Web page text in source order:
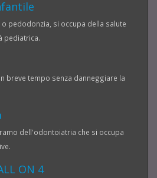
o pedodonzia, si occupa della salute
pediatrica.
breve tempo senza danneggiare la
dell'odontoiatria che si occupa
ON 4